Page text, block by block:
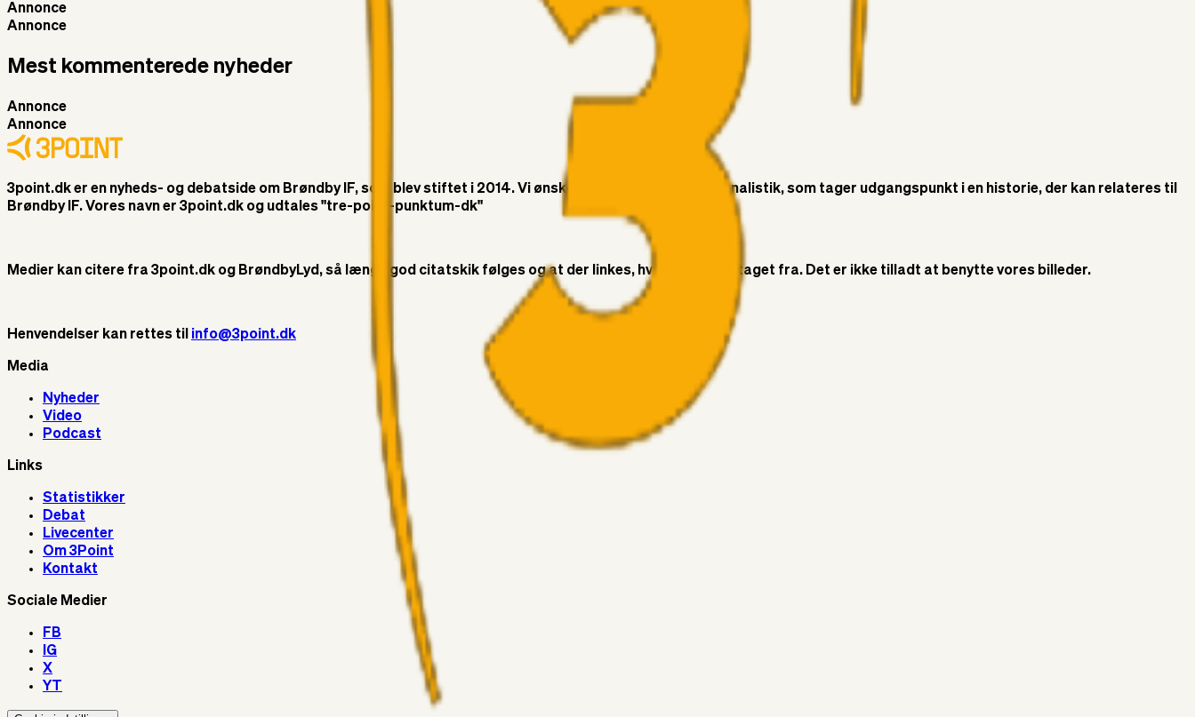
Annonce
Annonce
Mest kommenterede nyheder
Annonce
Annonce
3point.dk er en nyheds- og debatside om Brøndby IF, som blev stiftet i 2014. Vi ønsker at bringe objektiv journalistik, som tager udgangspunkt i en historie, der kan relateres til
Brøndby IF. Vores navn er 3point.dk og udtales "tre-point-punktum-dk"
Medier kan citere fra 3point.dk og BrøndbyLyd, så længe god citatskik følges og at der linkes, hvor citatet er taget fra. Det er ikke tilladt at benytte vores billeder.
Henvendelser kan rettes til info@3point.dk
Media
Nyheder
Video
Podcast
Links
Statistikker
Debat
Livecenter
Om 3Point
Kontakt
Sociale Medier
FB
IG
X
YT